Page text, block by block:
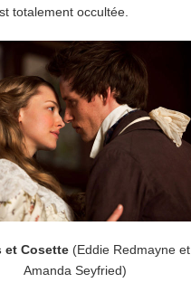
totalement occultée.
et Cosette (Eddie Redmayne et
Amanda Seyfried)